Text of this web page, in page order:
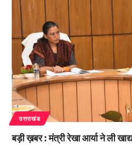
उत्तराखंड
बड़ी ख़बर : मंत्री रेखा आर्या ने ली